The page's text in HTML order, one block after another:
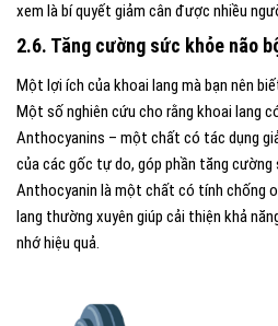
xem là bí quyết giảm cân được nhiều
2.6. Tăng cường sức khỏe não
Một lợi ích của khoai lang mà bạn nên
Một số nghiên cứu cho rằng khoai lang
Anthocyanins – một chất có tác dụng
của các gốc tự do, góp phần tăng
Anthocyanin là một chất có tính chống
lang thường xuyên giúp cải thiện khả
nhớ hiệu quả.